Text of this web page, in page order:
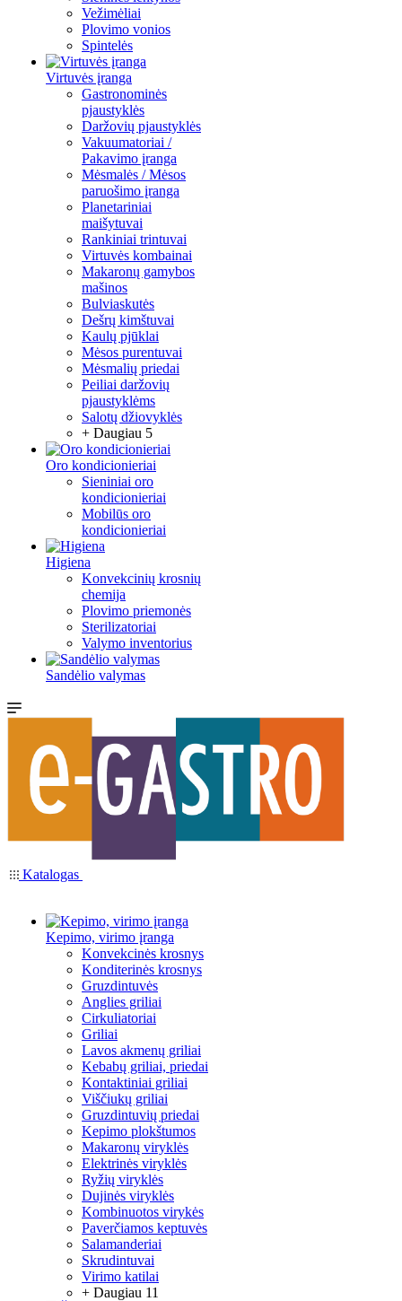
Vežimėliai
Plovimo vonios
Spintelės
Virtuvės įranga
Gastronominės
pjaustyklės
Daržovių pjaustyklės
Vakuumatoriai /
Pakavimo įranga
Mėsmalės / Mėsos
paruošimo įranga
Planetariniai
maišytuvai
Rankiniai trintuvai
Virtuvės kombainai
Makaronų gamybos
mašinos
Bulviaskutės
Dešrų kimštuvai
Kaulų pjūklai
Mėsos purentuvai
Mėsmalių priedai
Peiliai daržovių
pjaustyklėms
Salotų džiovyklės
+ Daugiau 5
Oro kondicionieriai
Sieniniai oro
kondicionieriai
Mobilūs oro
kondicionieriai
Higiena
Konvekcinių krosnių
chemija
Plovimo priemonės
Sterilizatoriai
Valymo inventorius
Sandėlio valymas
Katalogas
Kepimo, virimo įranga
Konvekcinės krosnys
Konditerinės krosnys
Gruzdintuvės
Anglies griliai
Cirkuliatoriai
Griliai
Lavos akmenų griliai
Kebabų griliai, priedai
Kontaktiniai griliai
Viščiukų griliai
Gruzdintuvių priedai
Kepimo plokštumos
Makaronų viryklės
Elektrinės viryklės
Ryžių viryklės
Dujinės viryklės
Kombinuotos virykės
Paverčiamos keptuvės
Salamanderiai
Skrudintuvai
Virimo katilai
+ Daugiau 11